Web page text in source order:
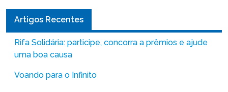
Artigos Recentes
Rifa Solidária: participe, concorra a prêmios e ajude
uma boa causa
Voando para o Infinito